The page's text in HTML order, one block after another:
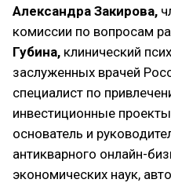
Александра Закирова,
комиссии по вопросам
Губина, клинический
заслуженных врачей
специалист по
инвестиционные
основатель и
антикварного онлайн-
экономических наук,